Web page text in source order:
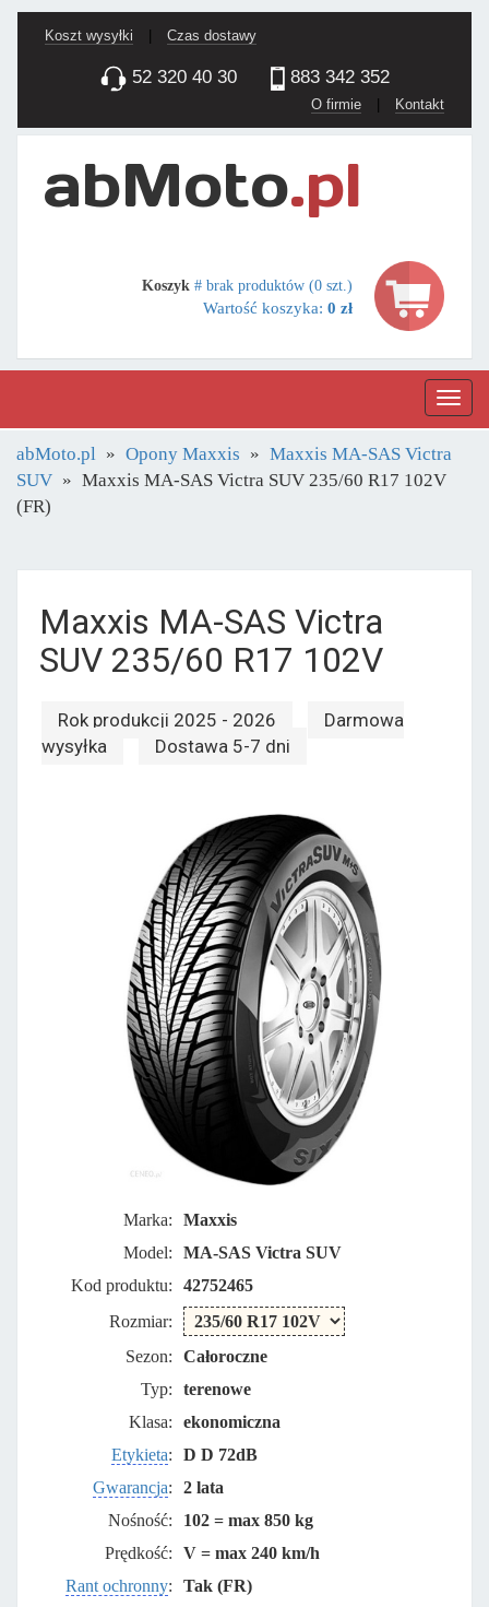
Koszt wysyłki Czas dostawy
52 320 40 30 883 342 352
O firmie | Kontakt
Koszyk # brak produktów (0 szt.)
Wartość koszyka: 0 zł
abMoto.pl Opony Maxxis
Maxxis MA-SAS Victra
SUV
Maxxis MA-SAS Victra SUV 235/60 R17 102V
(FR)
Maxxis MA-SAS Victra
SUV 235/60 R17 102V
Rok produkcji 2025 - 2026
Darmowa
wysyłka
Dostawa 5-7 dni
Marka:
Maxxis
Model:
MA-SAS Victra SUV
Kod produktu:
42752465
Rozmiar:
Sezon:
Całoroczne
Typ:
terenowe
Klasa:
ekonomiczna
Etykieta:
D D 72dB
Gwarancja:
2 lata
Nośność:
102 = max 850 kg
Prędkość:
V = max 240 km/h
Rant ochronny:
Tak (FR)